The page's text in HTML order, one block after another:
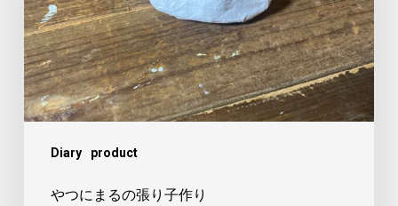
Diary product
る
の
張
り
子
やつにまるの張り子作り